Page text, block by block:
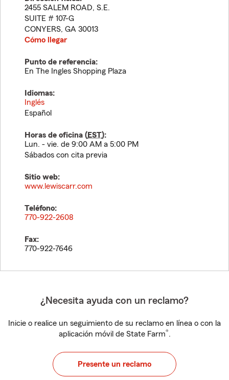
2455 SALEM ROAD, S.E.
SUITE # 107-G
CONYERS, GA 30013
Cómo llegar
Punto de referencia:
En The Ingles Shopping Plaza
Idiomas:
Inglés
Español
Horas de oficina (EST):
Lun. - vie. de 9:00 AM a 5:00 PM
Sábados con cita previa
Sitio web:
www.lewiscarr.com
Teléfono:
770-922-2608
Fax:
770-922-7646
¿Necesita ayuda con un reclamo?
Inicie o realice un seguimiento de su reclamo en línea o con la
aplicación móvil de State Farm®.
Presente un reclamo